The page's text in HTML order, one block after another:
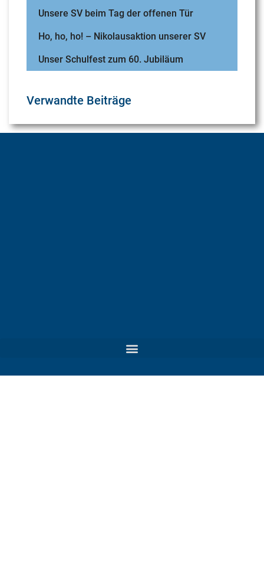
Unsere SV beim Tag der offenen Tür
Ho, ho, ho! – Nikolausaktion unserer SV
Unser Schulfest zum 60. Jubiläum
Verwandte Beiträge